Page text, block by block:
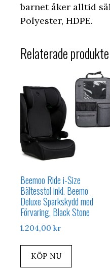
barnet åker alltid
Polyester, HDPE.
Relaterade
Beemoo Ride i-Size
Bältesstol inkl. Beemo
Deluxe Sparkskydd med
Förvaring, Black Stone
1.204,00 kr
KÖP NU